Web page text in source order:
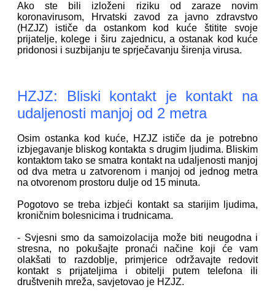
Ako ste bili izloženi riziku od zaraze novim
koronavirusom, Hrvatski zavod za javno zdravstvo
(HZJZ) ističe da ostankom kod kuće štitite svoje
prijatelje, kolege i širu zajednicu, a ostanak kod kuće
pridonosi i suzbijanju te sprječavanju širenja virusa.
HZJZ: Bliski kontakt je kontakt na
udaljenosti manjoj od 2 metra
Osim ostanka kod kuće, HZJZ ističe da je potrebno
izbjegavanje bliskog kontakta s drugim ljudima. Bliskim
kontaktom tako se smatra kontakt na udaljenosti manjoj
od dva metra u zatvorenom i manjoj od jednog metra
na otvorenom prostoru dulje od 15 minuta.
Pogotovo se treba izbjeći kontakt sa starijim ljudima,
kroničnim bolesnicima i trudnicama.
- Svjesni smo da samoizolacija može biti neugodna i
stresna, no pokušajte pronaći načine koji će vam
olakšati to razdoblje, primjerice održavajte redovit
kontakt s prijateljima i obitelji putem telefona ili
društvenih mreža, savjetovao je HZJZ.